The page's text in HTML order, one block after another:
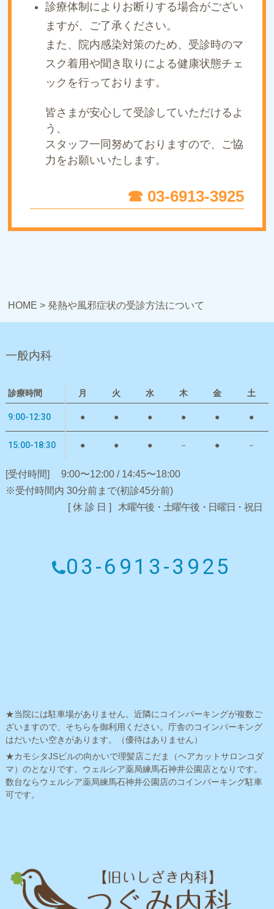
診療体制によりお断りする場合がござい
ますが、ご了承ください。
また、院内感染対策のため、受診時のマ
スク着用や聞き取りによる健康状態チェ
ックを行っております。
皆さまが安心して受診していただけるよ
う、
スタッフ一同努めておりますので、ご協
力をお願いいたします。
☎ 03-6913-3925
HOME > 発熱や風邪症状の受診方法について
一般内科
診療時間 月 火 水 木 金 土
9:00-12:30 ● ● ● ● ● ●
15:00-18:30 ● ● ● － ● －
[受付時間]
9:00〜12:00 / 14:45〜18:00
※受付時間内 30分前まで(初診45分前)
[休診日]
木曜午後・土曜午後・日曜日・祝日
03-6913-3925
★当院には駐車場がありません。近隣にコインパーキングが複数ご
ざいますので、そちらを御利用ください。庁舎のコインパーキング
はだいたい空きがあります。（優待はありません）
★カモシタJSビルの向かいで理髪店こだま（ヘアカットサロンコダ
マ）のとなりです。ウェルシア薬局練馬石神井公園店となりです。
数台ならウェルシア薬局練馬石神井公園店のコインパーキング駐車
可です。